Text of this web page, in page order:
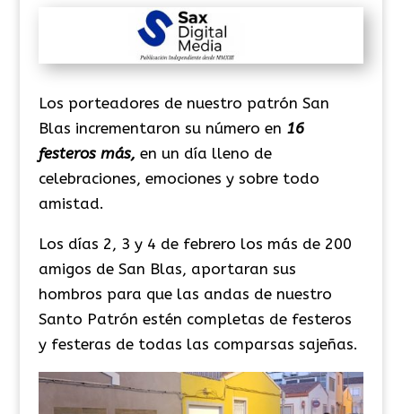
Los porteadores de nuestro patrón San
Blas incrementaron su número en 16
festeros más, en un día lleno de
celebraciones, emociones y sobre todo
amistad.
Los días 2, 3 y 4 de febrero los más de 200
amigos de San Blas, aportaran sus
hombros para que las andas de nuestro
Santo Patrón estén completas de festeros
y festeras de todas las comparsas sajeñas.